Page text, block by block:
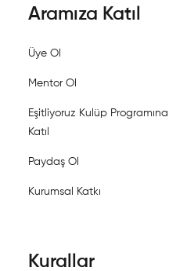
Aramıza Katıl
Üye Ol
Mentor Ol
Eşitliyoruz Kulüp Programına
Katıl
Paydaş Ol
Kurumsal Katkı
Kurallar